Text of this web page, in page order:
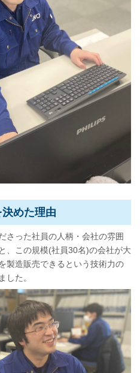
めた理由
さった社員の人柄・会社の雰囲
、この規模(社員30名)の会社が大
製造販売できるという技術力の
した。